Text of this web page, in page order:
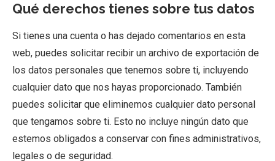
Qué derechos tienes sobre tus datos
Si tienes una cuenta o has dejado comentarios en esta
web, puedes solicitar recibir un archivo de exportación de
los datos personales que tenemos sobre ti, incluyendo
cualquier dato que nos hayas proporcionado. También
puedes solicitar que eliminemos cualquier dato personal
que tengamos sobre ti. Esto no incluye ningún dato que
estemos obligados a conservar con fines administrativos,
legales o de seguridad.